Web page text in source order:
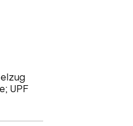
UPF